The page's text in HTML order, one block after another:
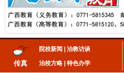
传真
院校新闻 治教访谈
治校方略 特色办学